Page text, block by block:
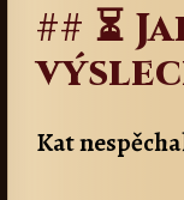
## ⏳
Kat